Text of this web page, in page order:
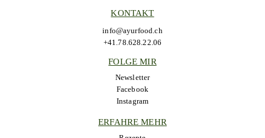
KONTAKT
info@ayurfood.ch
+41.78.628.22.06
FOLGE MIR
Newsletter
Facebook
Instagram
ERFAHRE MEHR